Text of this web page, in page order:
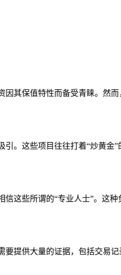
其保值特性而备受青睐。然
。这些项目往往打着“炒黄金”
这些所谓的“专业人士”。这
提供大量的证据，包括交易